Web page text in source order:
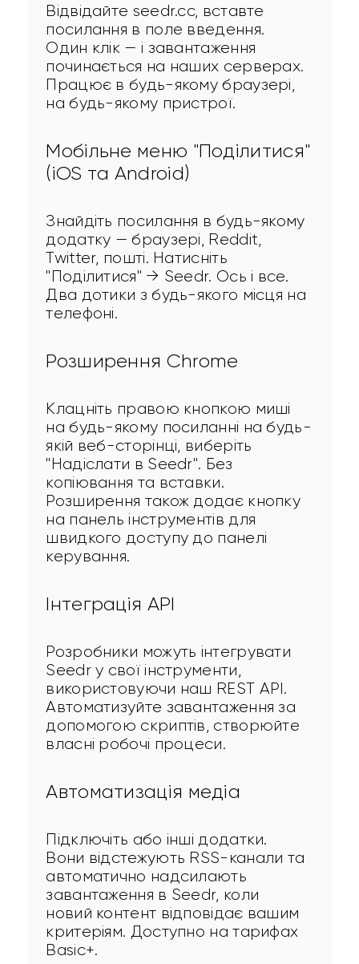
Відвідайте seedr.cc, вставте
посилання в поле введення.
Один клік — і завантаження
починається на наших серверах.
Працює в будь-якому браузері,
на будь-якому пристрої.
Мобільне меню "Поділитися"
(iOS та Android)
Знайдіть посилання в будь-якому
додатку — браузері, Reddit,
Twitter, пошті. Натисніть
"Поділитися" → Seedr. Ось і все.
Два дотики з будь-якого місця на
телефоні.
Розширення Chrome
Клацніть правою кнопкою миші
на будь-якому посиланні на будь-
якій веб-сторінці, виберіть
"Надіслати в Seedr". Без
копіювання та вставки.
Розширення також додає кнопку
на панель інструментів для
швидкого доступу до панелі
керування.
Інтеграція API
Розробники можуть інтегрувати
Seedr у свої інструменти,
використовуючи наш REST API.
Автоматизуйте завантаження за
допомогою скриптів, створюйте
власні робочі процеси.
Автоматизація медіа
Підключіть або інші додатки.
Вони відстежують RSS-канали та
автоматично надсилають
завантаження в Seedr, коли
новий контент відповідає вашим
критеріям. Доступно на тарифах
Basic+.